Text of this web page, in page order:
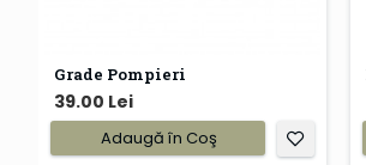
Grade Pompieri
39.00 Lei
Adaugă în Coş